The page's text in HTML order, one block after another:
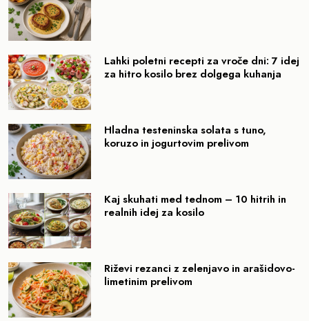
Lahki poletni recepti za vroče dni: 7 idej
za hitro kosilo brez dolgega kuhanja
Hladna testeninska solata s tuno,
koruzo in jogurtovim prelivom
Kaj skuhati med tednom – 10 hitrih in
realnih idej za kosilo
Riževi rezanci z zelenjavo in arašidovo-
limetinim prelivom